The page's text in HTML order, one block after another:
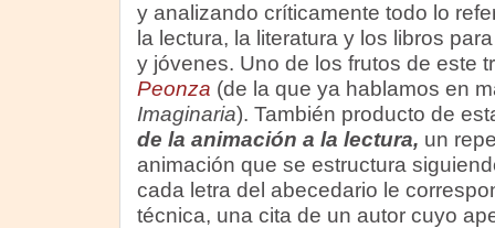
y analizando críticamente todo lo
la lectura, la literatura y los libros
y jóvenes. Uno de los frutos de este
Peonza (de la que ya hablamos en
Imaginaria). También producto de
de la animación a la lectura, un
animación que se estructura
cada letra del abecedario le
técnica, una cita de un autor cuyo